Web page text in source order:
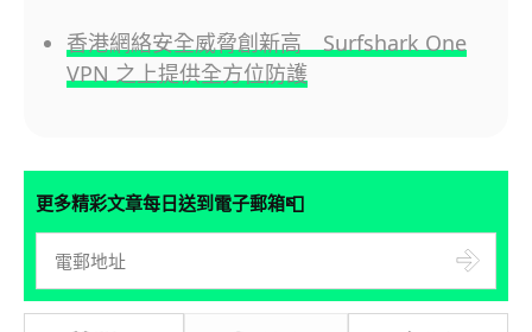
香港網絡安全威脅創新高 Surfshark One
VPN 之上提供全方位防護
更多精彩文章每日送到電子郵箱📮